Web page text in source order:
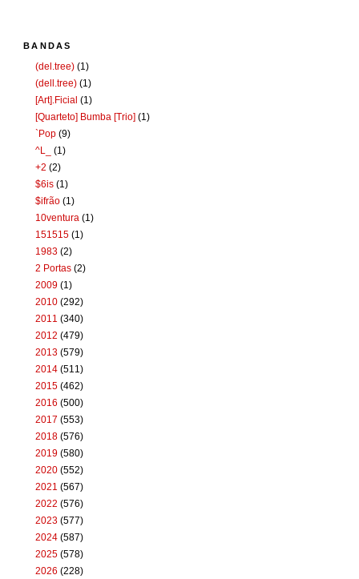
BANDAS
(del.tree) (1)
(dell.tree) (1)
[Art].Ficial (1)
[Quarteto] Bumba [Trio] (1)
`Pop (9)
^L_
(1)
+2 (2)
$6is (1)
$ifrão (1)
10ventura (1)
151515 (1)
1983 (2)
2 Portas (2)
2009 (1)
2010 (292)
2011 (340)
2012 (479)
2013 (579)
2014 (511)
2015 (462)
2016 (500)
2017 (553)
2018 (576)
2019 (580)
2020 (552)
2021 (567)
2022 (576)
2023 (577)
2024 (587)
2025 (578)
2026 (228)